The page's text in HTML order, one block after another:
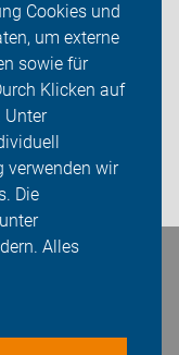
Cookies und
um externe
sowie für
Klicken auf
Unter
verwenden wir
Die
Alles